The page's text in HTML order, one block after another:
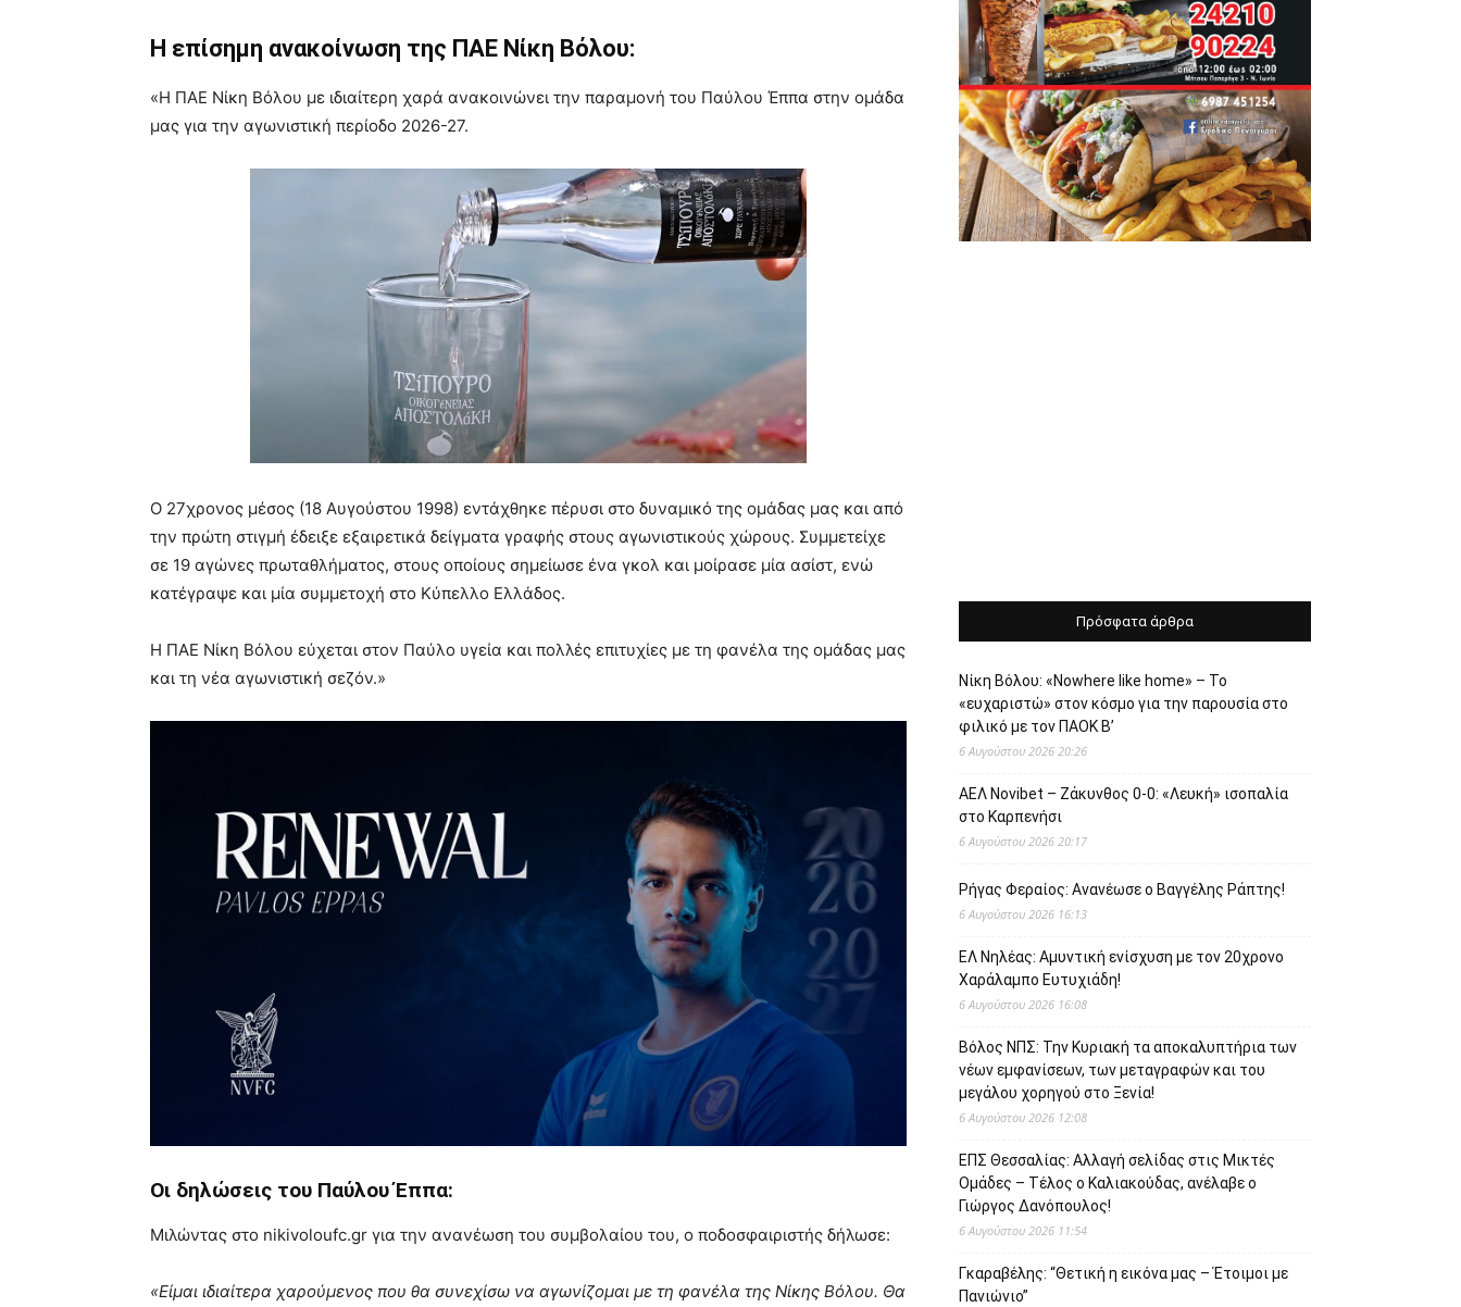
Η επίσημη ανακοίνωση της ΠΑΕ Νίκη Βόλου:
«Η ΠΑΕ Νίκη Βόλου με ιδιαίτερη χαρά ανακοινώνει την παραμονή του Παύλου Έππα στην ομάδα
μας για την αγωνιστική περίοδο 2026-27.
Ο 27χρονος μέσος (18 Αυγούστου 1998) εντάχθηκε πέρυσι στο δυναμικό της ομάδας μας και από
την πρώτη στιγμή έδειξε εξαιρετικά δείγματα γραφής στους αγωνιστικούς χώρους. Συμμετείχε
σε 19 αγώνες πρωταθλήματος, στους οποίους σημείωσε ένα γκολ και μοίρασε μία ασίστ, ενώ
κατέγραψε και μία συμμετοχή στο Κύπελλο Ελλάδος.
Η ΠΑΕ Νίκη Βόλου εύχεται στον Παύλο υγεία και πολλές επιτυχίες με τη φανέλα της ομάδας μας
και τη νέα αγωνιστική σεζόν.»
Οι δηλώσεις του Παύλου Έππα:
Μιλώντας στο nikivoloufc.gr για την ανανέωση του συμβολαίου του, ο ποδοσφαιριστής δήλωσε:
«Είμαι ιδιαίτερα χαρούμενος που θα συνεχίσω να αγωνίζομαι με τη φανέλα της Νίκης Βόλου. Θα
Πρόσφατα άρθρα
Νίκη Βόλου: «Nowhere like home» – Το
«ευχαριστώ» στον κόσμο για την παρουσία στο
φιλικό με τον ΠΑΟΚ Β’
6 Αυγούστου 2026 20:26
ΑΕΛ Novibet – Ζάκυνθος 0-0: «Λευκή» ισοπαλία
στο Καρπενήσι
6 Αυγούστου 2026 20:17
Ρήγας Φεραίος: Ανανέωσε ο Βαγγέλης Ράπτης!
6 Αυγούστου 2026 16:13
ΕΛ Νηλέας: Αμυντική ενίσχυση με τον 20χρονο
Χαράλαμπο Ευτυχιάδη!
6 Αυγούστου 2026 16:08
Βόλος ΝΠΣ: Την Κυριακή τα αποκαλυπτήρια των
νέων εμφανίσεων, των μεταγραφών και του
μεγάλου χορηγού στο Ξενία!
6 Αυγούστου 2026 12:08
ΕΠΣ Θεσσαλίας: Αλλαγή σελίδας στις Μικτές
Ομάδες – Τέλος ο Καλιακούδας, ανέλαβε ο
Γιώργος Δανόπουλος!
6 Αυγούστου 2026 11:54
Γκαραβέλης: “Θετική η εικόνα μας – Έτοιμοι με
Πανιώνιο”